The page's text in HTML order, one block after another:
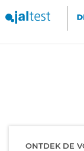
ONTDEK DE